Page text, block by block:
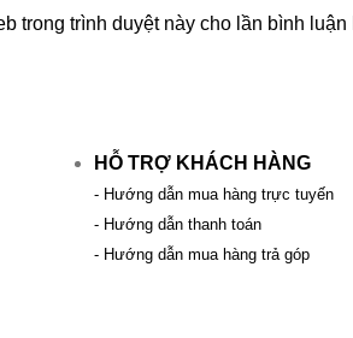
trong trình duyệt này cho lần bình luận
HỖ TRỢ KHÁCH HÀNG
- Hướng dẫn mua hàng trực tuyến
- Hướng dẫn thanh toán
- Hướng dẫn mua hàng trả góp